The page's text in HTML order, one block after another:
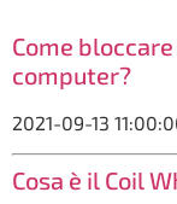
Come
computer?
2021-09-13
Cosa è il Coil